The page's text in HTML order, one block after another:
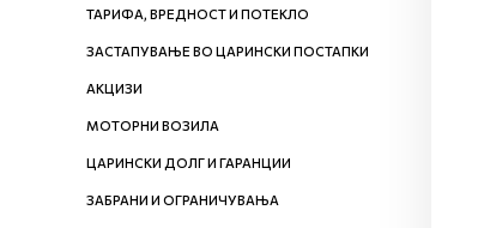
ТАРИФА, ВРЕДНОСТ И ПОТЕКЛО
ЗАСТАПУВАЊЕ ВО ЦАРИНСКИ ПОСТАПКИ
АКЦИЗИ
МОТОРНИ ВОЗИЛА
ЦАРИНСКИ ДОЛГ И ГАРАНЦИИ
ЗАБРАНИ И ОГРАНИЧУВАЊА